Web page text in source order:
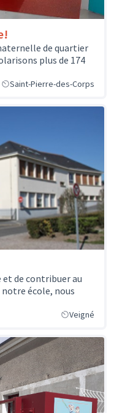
de quartier
plus de 174
Saint-Pierre-des-Corps
de contribuer au
école, nous
Veigné